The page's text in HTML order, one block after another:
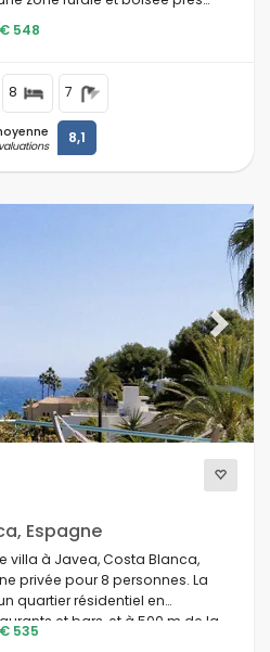
€ 548
8 7
8,1
Next
Espagne
villa à Javea, Costa Blanca,
privée pour 8 personnes. La
quartier résidentiel en
et bars, et à 500 m de la
€ 535